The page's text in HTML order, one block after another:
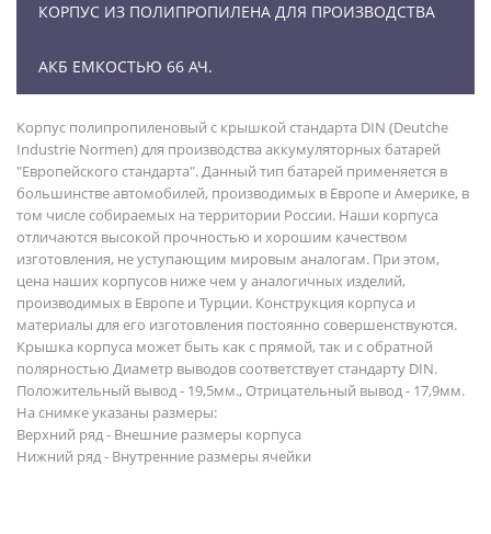
КОРПУС ИЗ ПОЛИПРОПИЛЕНА ДЛЯ ПРОИЗВОДСТВА
АКБ ЕМКОСТЬЮ 66 АЧ.
Корпус полипропиленовый с крышкой стандарта DIN (Deutche
Industrie Normen) для производства аккумуляторных батарей
"Европейского стандарта". Данный тип батарей применяется в
большинстве автомобилей, производимых в Европе и Америке, в
том числе собираемых на территории России. Наши корпуса
отличаются высокой прочностью и хорошим качеством
изготовления, не уступающим мировым аналогам. При этом,
цена наших корпусов ниже чем у аналогичных изделий,
производимых в Европе и Турции. Конструкция корпуса и
материалы для его изготовления постоянно совершенствуются.
Крышка корпуса может быть как с прямой, так и с обратной
полярностью Диаметр выводов соответствует стандарту DIN.
Положительный вывод - 19,5мм., Отрицательный вывод - 17,9мм.
На снимке указаны размеры:
Верхний ряд - Внешние размеры корпуса
Нижний ряд - Внутренние размеры ячейки